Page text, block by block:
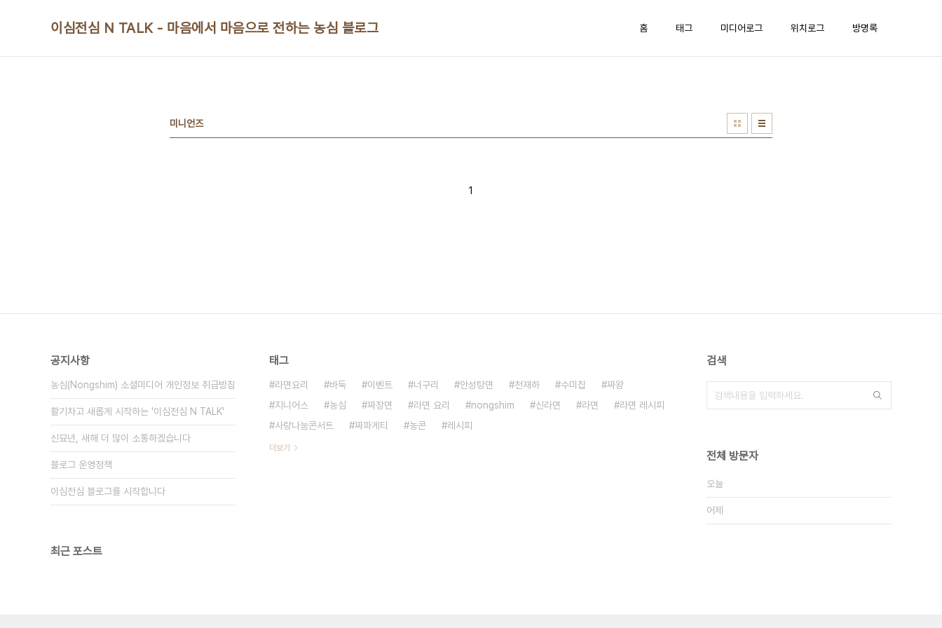
이심전심 N TALK - 마음에서 마음으로 전하는 농심 블로그 홈 태그 미디어로그 위치로그 방명록
미니언즈
1
공지사항
농심(Nongshim) 소셜미디어 개인정보 취급방침
활기차고 새롭게 시작하는 '이심전심 N TALK'
신묘년, 새해 더 많이 소통하겠습니다
블로그 운영정책
이심전심 블로그를 시작합니다
최근 포스트
태그
라면요리 바둑 이벤트 너구리 안성탕면 천재하 수미칩
짜왕
지니어스
농심 짜장면 라면 요리 nongshim 신라면 라면
라면 레시피
사랑나눔콘서트
짜파게티 농콘 레시피
더보기
검색
전체 방문자
오늘
어제